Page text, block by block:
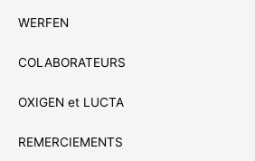
WERFEN
COLABORATEURS
OXIGEN et LUCTA
REMERCIEMENTS